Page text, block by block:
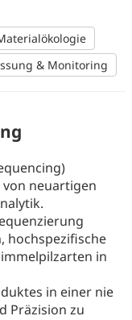
& Monitoring
neuartigen
hochspezifische
in
in einer nie
Präzision zu